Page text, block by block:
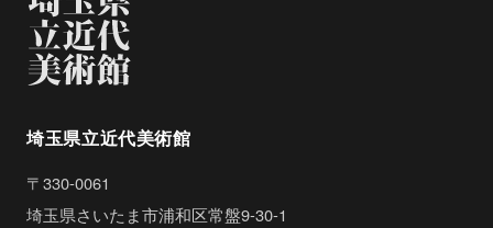
埼玉県立近代美術館
〒330-0061
埼玉県さいたま市浦和区常盤9-30-1